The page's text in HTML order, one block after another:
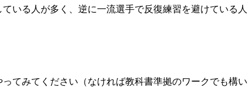
いる人が多く、逆に一流選手で反復練習を避けている人
てみてください（なければ教科書準拠のワークでも構い